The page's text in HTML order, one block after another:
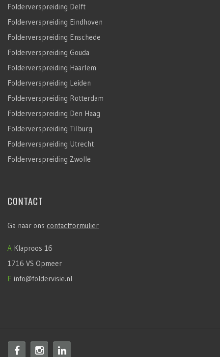
Folderverspreiding Delft
Folderverspreiding Eindhoven
Folderverspreiding Enschede
Folderverspreiding Gouda
Folderverspreiding Haarlem
Folderverspreiding Leiden
Folderverspreiding Rotterdam
Folderverspreiding Den Haag
Folderverspreiding Tilburg
Folderverspreiding Utrecht
Folderverspreiding Zwolle
CONTACT
Ga naar ons contactformulier
A Klaproos 16
1716 VS Opmeer
E info@foldervisie.nl